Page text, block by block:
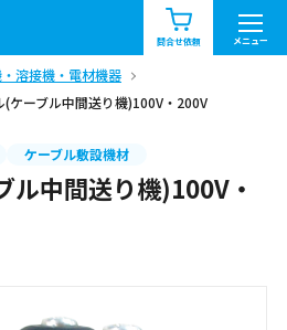
問合せ依頼 メニュー
お知らせ一覧
お問合せ
東北 関東
溶接機・電材機器
(ケーブル中間送り機)100V・200V
ケーブル敷設機材
ル中間送り機)100V・